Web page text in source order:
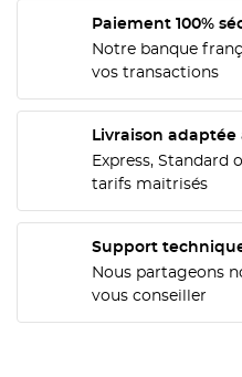
Paiement 100%
Notre banque
vos transactions
Livraison adaptée
Express, Standard
tarifs maitrisés
Support
Nous partageons
vous conseiller
MES LISTES
add_circle_outline
CRÉER UNE
Annuler
CONNEXION
Vous devez être
à votre liste d'envies.